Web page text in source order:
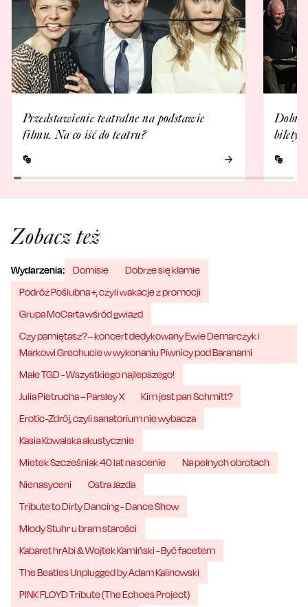
Przedstawienie teatralne na podstawie
filmu. Na co iść do teatru?
bilety
Zobacz też
Wydarzenia: Domisie
Dobrze się kłamie
Podróż Poślubna +, czyli wakacje z promocji
Grupa MoCarta wśród gwiazd
Czy pamiętasz? – koncert dedykowany Ewie Demarczyk i
Markowi Grechucie w wykonaniu Piwnicy pod Baranami
Małe TGD - Wszystkiego najlepszego!
Julia Pietrucha – Parsley X
Kim jest pan Schmitt?
Erotic-Zdrój, czyli sanatorium nie wybacza
Kasia Kowalska akustycznie
Mietek Szcześniak 40 lat na scenie
Na pełnych obrotach
Nienasyceni
Ostra Jazda
Tribute to Dirty Dancing - Dance Show
Młody Stuhr u bram starości
Kabaret hrAbi & Wojtek Kamiński - Być facetem
The Beatles Unplugged by Adam Kalinowski
PINK FLOYD Tribute (The Echoes Project)